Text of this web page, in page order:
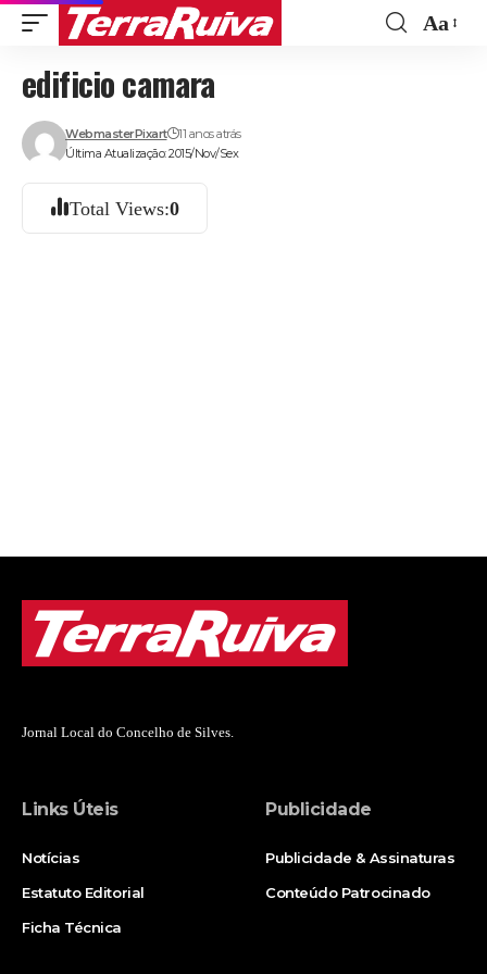
Aa
edificio camara
Última Atualização: 2015/Nov/Sex
WebmasterPixart 11 anos atrás
Total Views:0
Jornal Local do Concelho de Silves.
Links Úteis
Notícias
Estatuto Editorial
Ficha Técnica
Publicidade
Publicidade & Assinaturas
Conteúdo Patrocinado